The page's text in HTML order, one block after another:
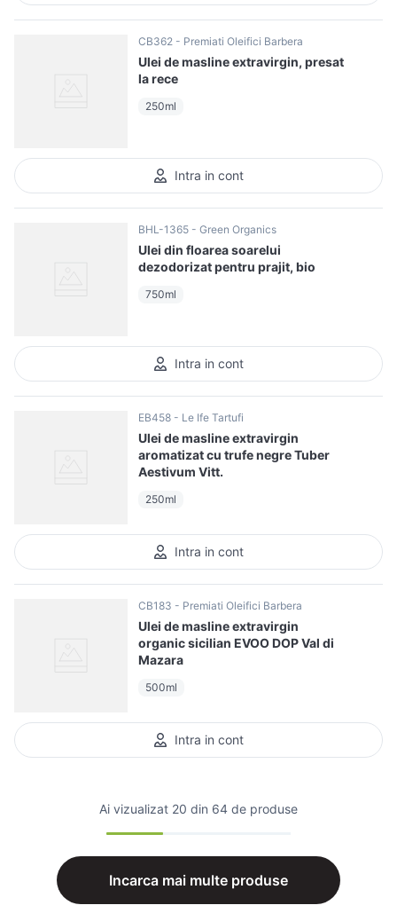
CB362 Premiati Oleifici Barbera
Ulei de masline extravirgin, presat
la rece
250ml
Intra in cont
BHL-1365 Green Organics
Ulei din floarea soarelui
dezodorizat pentru prajit, bio
750ml
Intra in cont
EB458 Le Ife Tartufi
Ulei de masline extravirgin
aromatizat cu trufe negre Tuber
Aestivum Vitt.
250ml
Intra in cont
CB183 Premiati Oleifici Barbera
Ulei de masline extravirgin
organic sicilian EVOO DOP Val di
Mazara
500ml
Intra in cont
Ai vizualizat 20 din 64 de produse
Incarca mai multe produse